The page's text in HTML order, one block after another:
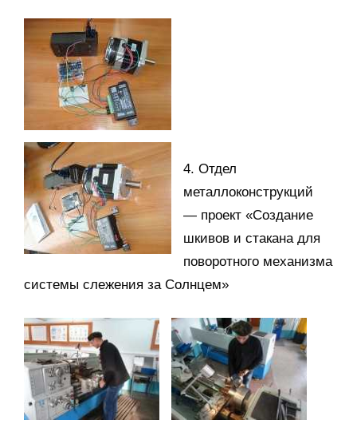
4. Отдел
металлоконструкций
— проект «Создание
шкивов и стакана для
поворотного механизма
системы слежения за Солнцем»